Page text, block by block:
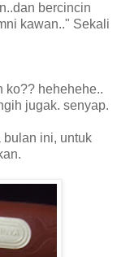
bercincin
kawan.." Sekali
ko?? hehehehe..
jugak. senyap.
bulan ini, untuk